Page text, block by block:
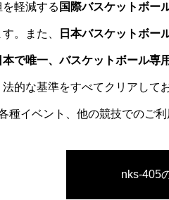
軽減する 国際バスケットボー
。また、 日本バスケットボー
本で唯一、バスケットボール専
的な基準をすべてクリアして
種イベント、他の競技でのご
nks-405